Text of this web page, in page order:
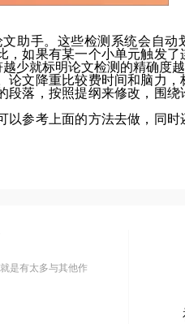
助手。这些检测系统会自动
如果有某一个小单元触发了
少就标明论文检测的精确度越
文降重比较费时间和脑力，
落，按照提纲来修改，围
参考上面的方法去做，同时
是有太多与其他作